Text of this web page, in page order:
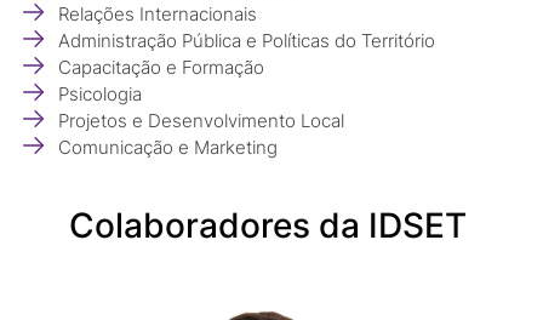
Relações Internacionais
Administração Pública e Políticas do Território
Capacitação e Formação
Psicologia
Projetos e Desenvolvimento Local
Comunicação e Marketing
Colaboradores da IDSET